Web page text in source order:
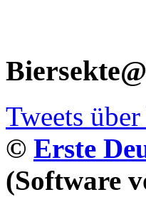
Tweets
© Erste
(Software